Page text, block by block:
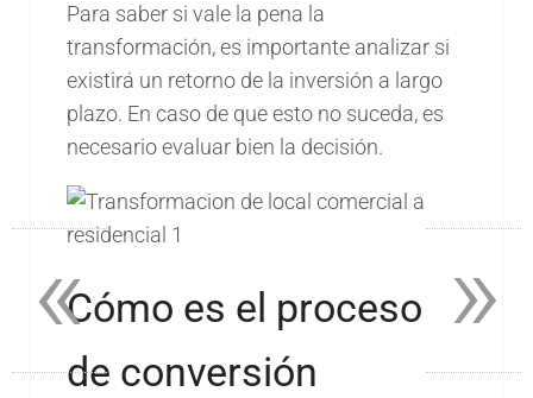
Para saber si vale la pena la
transformación, es importante analizar si
existirá un retorno de la inversión a largo
plazo. En caso de que esto no suceda, es
necesario evaluar bien la decisión.
Cómo es el proceso
de conversión
»
«